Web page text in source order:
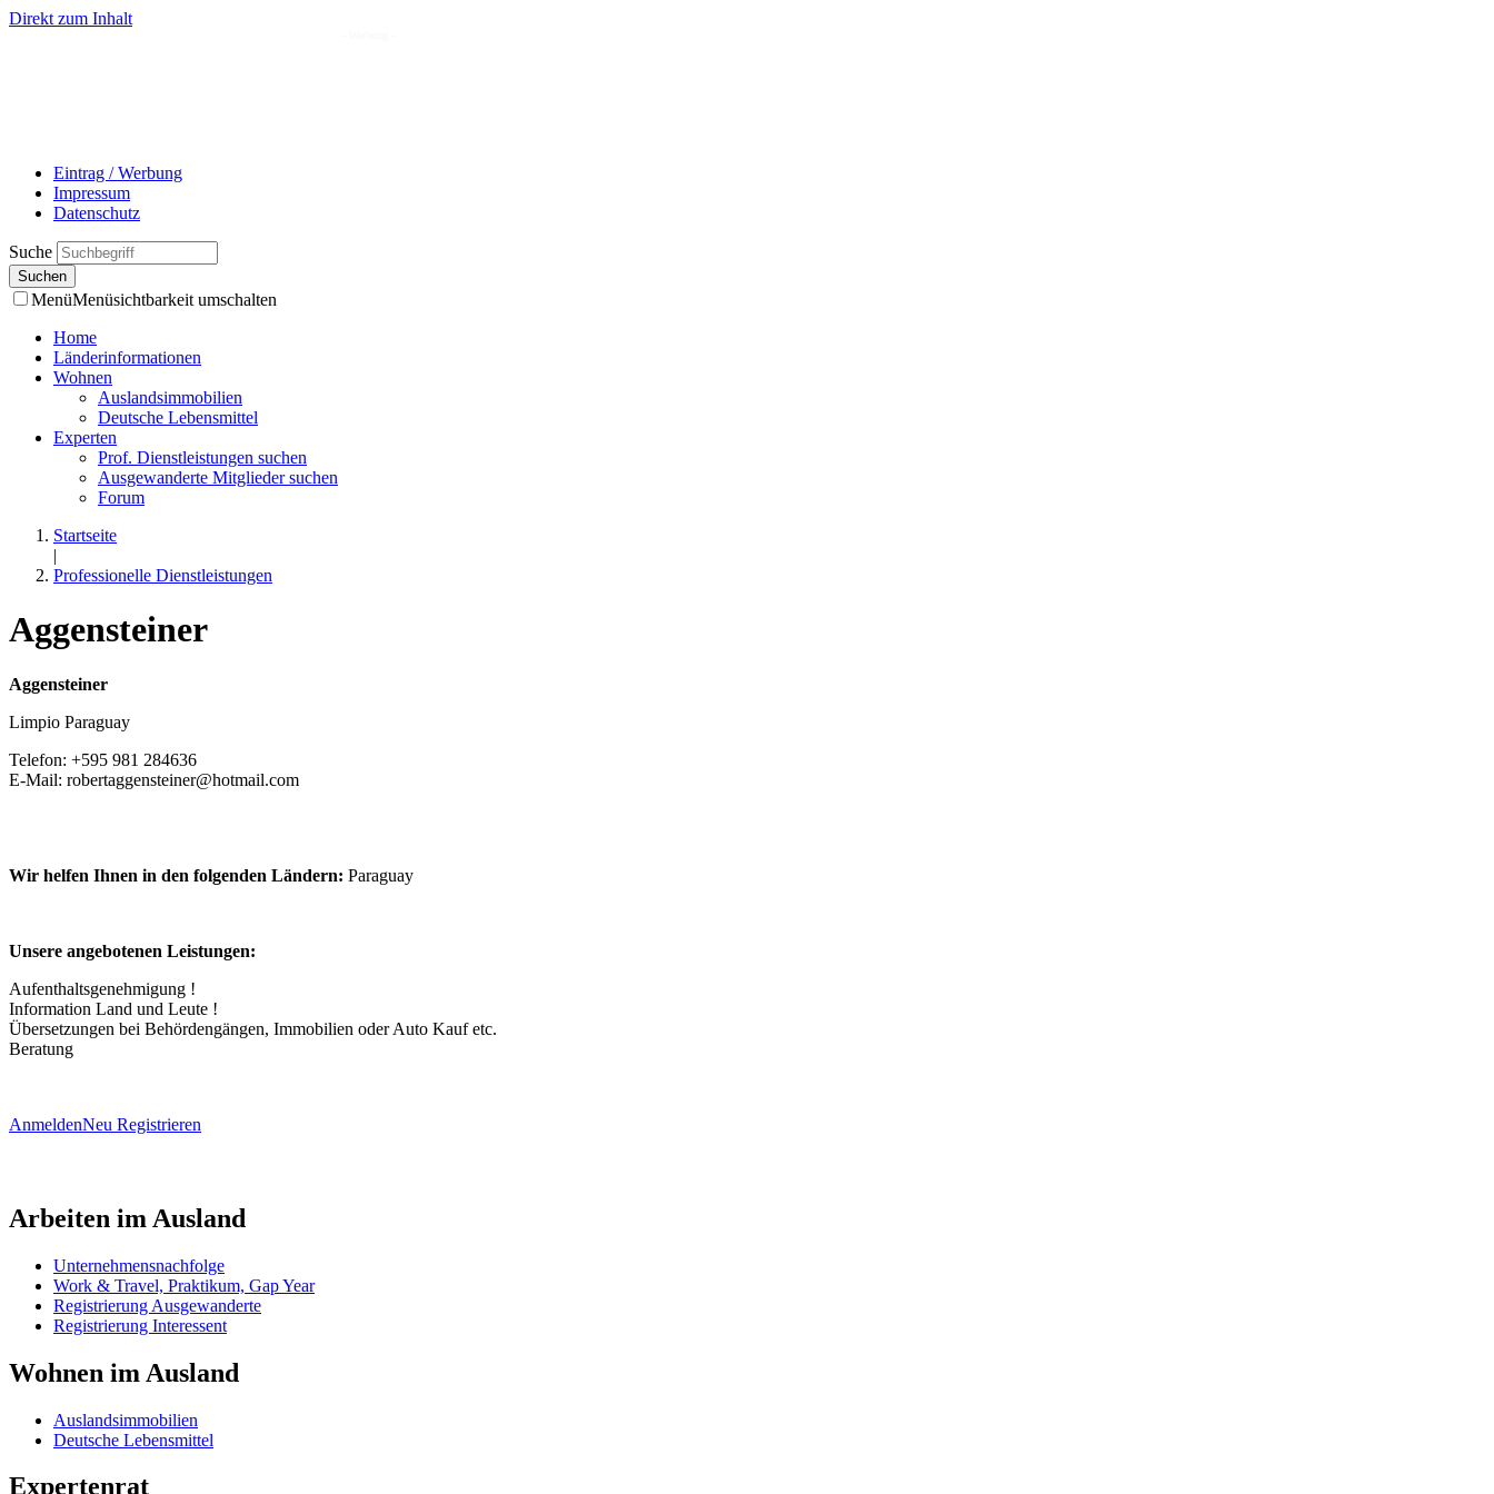
Direkt zum Inhalt
Eintrag / Werbung
Impressum
Datenschutz
Suche
MenüMenüsichtbarkeit umschalten
Home
Länderinformationen
Wohnen
Auslandsimmobilien
Deutsche Lebensmittel
Experten
Prof. Dienstleistungen suchen
Ausgewanderte Mitglieder suchen
Forum
Startseite
|
Professionelle Dienstleistungen
Aggensteiner
Aggensteiner
Limpio Paraguay
Telefon: +595 981 284636
E-Mail: robertaggensteiner@hotmail.com
Wir helfen Ihnen in den folgenden Ländern: Paraguay
Unsere angebotenen Leistungen:
Aufenthaltsgenehmigung !
Information Land und Leute !
Übersetzungen bei Behördengängen, Immobilien oder Auto Kauf etc.
Beratung
AnmeldenNeu Registrieren
Arbeiten im Ausland
Unternehmensnachfolge
Work & Travel, Praktikum, Gap Year
Registrierung Ausgewanderte
Registrierung Interessent
Wohnen im Ausland
Auslandsimmobilien
Deutsche Lebensmittel
Expertenrat